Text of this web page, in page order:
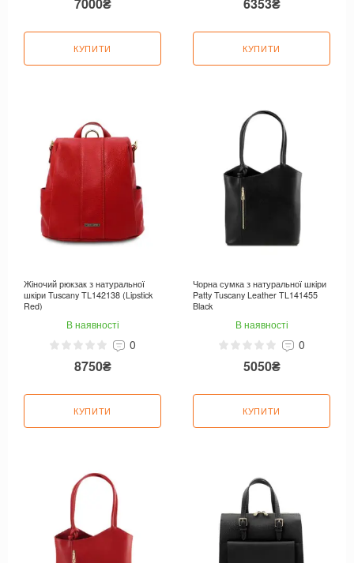
КУПИТИ КУПИТИ
Жіночий рюкзак з натуральної
шкіри Tuscany TL142138 (Lipstick
Red)
В наявності
0
8750₴
КУПИТИ
Чорна сумка з натуральної шкіри
Patty Tuscany Leather TL141455
Black
В наявності
0
5050₴
КУПИТИ